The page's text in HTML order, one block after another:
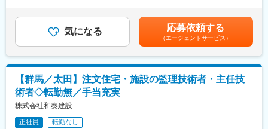
■ 業務詳細
▼工事業者の選定／手配
▼工事の基準価格、商品選定及び構成
▼施主との工事定例MTGでの進捗報告
▼技術的な質問への対応
他 現場施工管理との連携
賞与支給：年2回（前年度総支給実績3か月分）■昇給：年1回賃金
はあくまでも目安の金額であり、選考を通じて上下する可能性が
あります。月給(月額)は固定手当を含めた表記です。
気になる 応募依頼する
（エージェントサービス）
【群馬／太田】注文住宅・施設の監理技術者・主任技
術者◇転勤無／手当充実
株式会社和奏建設
正社員 転勤なし